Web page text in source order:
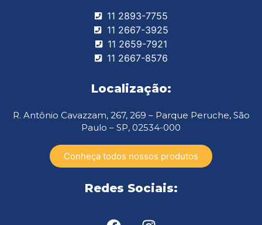
11 2893-7755
11 2667-3925
11 2659-7921
11 2667-8576
Localização:
R. Antônio Cavazzam, 267, 269 – Parque Peruche, São
Paulo – SP, 02534-000
Conheça todos nossos produtos
Redes Sociais: